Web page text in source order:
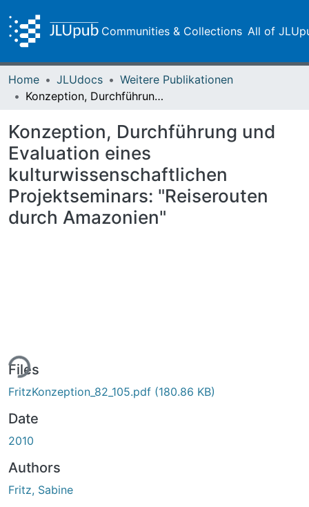
Communities & Collections All of
Home JLUdocs
Weitere Publikationen
Konzeption, Durchführung und Evaluation eines kulturwissenschaftlichen Projektseminars: "Reiserouten durch Amazonien"
Konzeption, Durchführung und
Evaluation eines
kulturwissenschaftlichen
Projektseminars: "Reiserouten
durch Amazonien"
Files
FritzKonzeption_82_105.pdf (180.86 KB)
Date
2010
Authors
Fritz, Sabine